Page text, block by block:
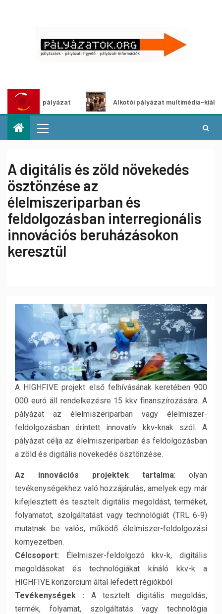
Alkotói pályázat multimédia-kiállításhoz
A digitális és zöld növekedés
ösztönzése az
élelmiszeriparban és
feldolgozásban interregionális
innovációs beruházásokon
keresztül
A HIGHFIVE projekt első felhívásának keretében 900
000 euró áll rendelkezésre 15 kkv finanszírozására. A
pályázat az élelmiszeriparban vagy élelmiszer-
feldolgozásban érintett innovatív kkv-knak szól. A
pályázat célja az élelmiszeriparban és feldolgozásban
a zöld és digitális növekedés ösztönzése.
Az innovációs projektek tartalma: olyan
tevékenységekhez való hozzájárulás, amelyek egy már
kifejlesztett és tesztelt digitális megoldást, terméket,
folyamatot, szolgáltatást vagy technológiát (TRL 6-9)
mutatnak be valós, működő élelmiszer-feldolgozási
környezetben.
Célcsoport: Élelmiszer-feldolgozó kkv-k, digitális
megoldásokat és technológiákat kínáló kkv-k a
HIGHFIVE konzorcium által lefedett régiókból
Tevékenységek : A tesztelt digitális megoldás,
termék, folyamat, szolgáltatás vagy technológia